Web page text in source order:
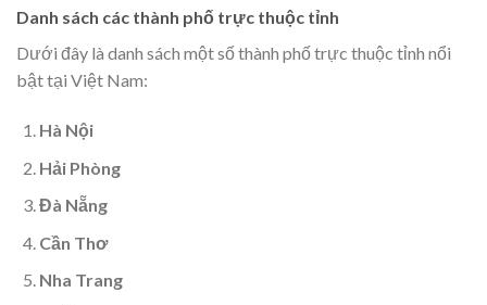
Danh sách các thành phố trực thuộc tỉnh
Dưới đây là danh sách một số thành phố trực thuộc tỉnh nổi
bật tại Việt Nam:
Hà Nội
Hải Phòng
Đà Nẵng
Cần Thơ
Nha Trang